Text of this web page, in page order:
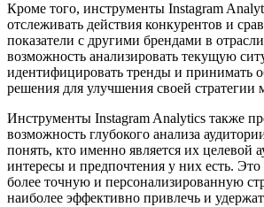
Кроме того, инструменты Instagram
отслеживать действия конкурентов и
показатели с другими брендами в
возможность анализировать текущую
идентифицировать тренды и принимать
решения для улучшения своей стратегии
Инструменты Instagram Analytics также
возможность глубокого анализа
понять, кто именно является их целевой
интересы и предпочтения у них есть. Это
более точную и персонализированную
наиболее эффективно привлечь и